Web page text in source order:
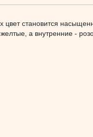
цвет становится
а внутренние -